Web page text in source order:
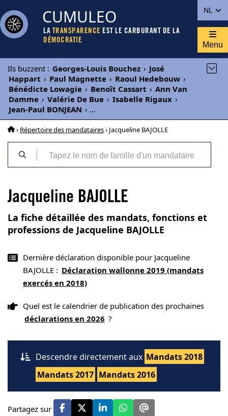
NL
CUMULEO
LA TRANSPARENCE EST LE CARBURANT DE LA
DÉMOCRATIE
Menu
Ils buzzent : Georges-Louis Bouchez › José
Happart › Paul Magnette › Raoul Hedebouw ›
Bénédicte Lowagie › Benoît Cassart › Ann Van
Damme › Valérie De Bue › Isabelle Rigaux ›
Jean-Paul BONJEAN › ...
› Répertoire des mandataires› Jacqueline BAJOLLE
Jacqueline BAJOLLE
La fiche détaillée des mandats, fonctions et
professions de Jacqueline BAJOLLE
Dernière déclaration disponible pour Jacqueline
BAJOLLE : Déclaration wallonne 2019 (mandats
exercés en 2018)
Quel est le calendrier de publication des prochaines
déclarations en 2026 ?
Descendre directement aux Mandats 2018
Mandats 2017 Mandats 2016
Partagez sur